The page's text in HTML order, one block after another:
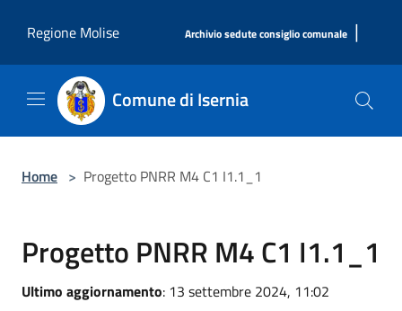
Regione Molise
Archivio sedute consiglio comunale |
Comune di Isernia
Home > Progetto PNRR M4 C1 I1.1_1
Progetto PNRR M4 C1 I1.1_1
Ultimo aggiornamento: 13 settembre 2024, 11:02